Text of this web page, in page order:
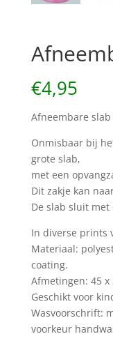
€4,95
Afneembare slab
Onmisbaar bij
grote slab,
met een
Dit zakje kan
De slab sluit
In diverse prints
Materiaal:
coating.
Afmetingen: 45 x
Geschikt voor
Wasvoorschrift:
voorkeur